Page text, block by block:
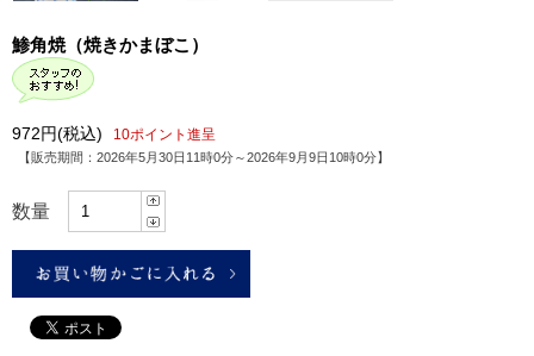
鯵角焼（焼きかまぼこ）
972円(税込) 10ポイント進呈
【販売期間： 2026年5月30日11時0分～2026年9月9日10時0分】
数量